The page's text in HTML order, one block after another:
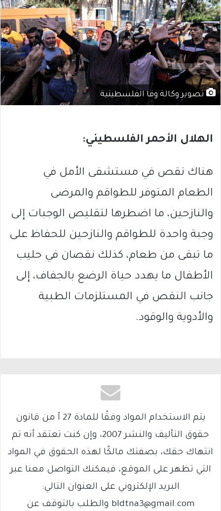
تصوير وكالة وفا الفلسطينية
الهلال الأحمر الفلسطيني:
هناك نقص في مستشفى الأمل في
الطعام المتوفر للطواقم والمرضى
والنازحين، ما اضطرها لتقليص الوجبات إلى
وجبة واحدة للطواقم والنازحين للحفاظ على
ما تبقى من طعام، كذلك نقصان في حليب
الأطفال ما يهدد حياة الرضع بالجفاف، إلى
جانب النقص في المستلزمات الطبية
والأدوية والوقود.
يتم الاستخدام المواد وفقًا للمادة 27 أ من قانون
حقوق التأليف والنشر 2007، وإن كنت تعتقد أنه تم
انتهاك حقك، بصفتك مالكًا لهذه الحقوق في المواد
التي تظهر على الموقع، فيمكنك التواصل معنا عبر
البريد الإلكتروني على العنوان التالي:
bldtna3@gmail.com والطلب بالتوقف عن